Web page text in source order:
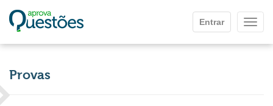
Entrar
Provas